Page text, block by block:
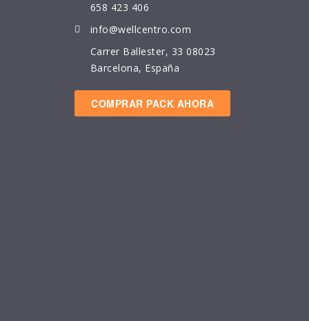
658 423 406
info@wellcentro.com
Carrer Ballester, 33 08023
Barcelona, España
COMPRAR PACK AHORA